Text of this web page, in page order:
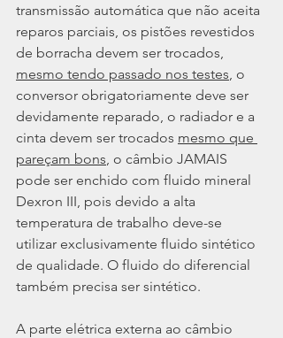
transmissão automática que não aceita
reparos parciais, os pistões revestidos
de borracha devem ser trocados,
mesmo tendo passado nos testes, o
conversor obrigatoriamente deve ser
devidamente reparado, o radiador e a
cinta devem ser trocados mesmo que
pareçam bons, o câmbio JAMAIS
pode ser enchido com fluido mineral
Dexron III, pois devido a alta
temperatura de trabalho deve-se
utilizar exclusivamente fluido sintético
de qualidade. O fluido do diferencial
também precisa ser sintético.
A parte elétrica externa ao câmbio